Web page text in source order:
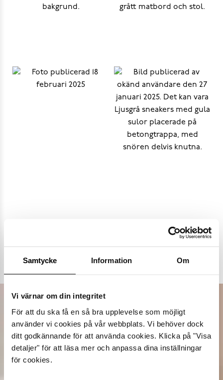
Samtycke Information Om
Vi värnar om din integritet
För att du ska få en så bra upplevelse som möjligt
använder vi cookies på vår webbplats. Vi behöver dock
ditt godkännande för att använda cookies. Klicka på "Visa
detaljer" för att läsa mer och anpassa dina inställningar
för cookies.
Populära varumärken
Dasia K.Cobler